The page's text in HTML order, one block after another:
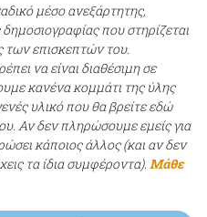
μέσο ανεξάρτητης,
που στηρίζεται
των επισκεπτών του.
να είναι διαθέσιμη σε
κανένα κομμάτι της ύλης
υλικό που θα βρείτε εδώ
Αν δεν πληρώσουμε εμείς για
κάποιος άλλος (και αν δεν
τα ίδια συμφέροντα). Μάθε